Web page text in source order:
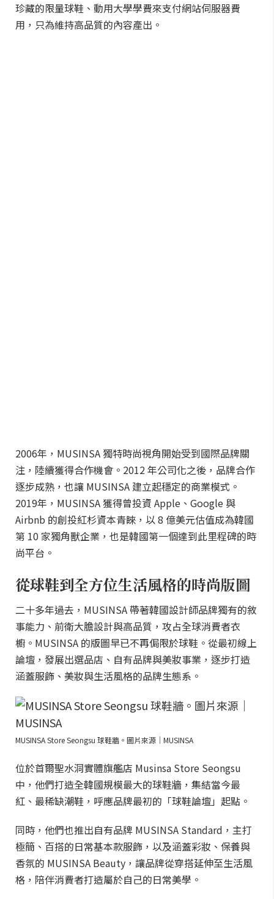
珍藏的限量球鞋、動用大學學費來支付網站伺服器費
用，只為維持高品質的內容產出。
2006年，MUSINSA 獨特時尚視角開始受到國際品牌關
注，陸續獲得合作機會。2012 年公司化之後，品牌合作
逐步成熟，也讓 MUSINSA 建立起穩定的商業模式。
2019年，MUSINSA 獲得曾投資 Apple、Google 與
Airbnb 的創投紅杉資本青睞，以 8 億美元估值成為韓國
第 10 家獨角獸企業，也是韓國第一個達到此里程碑的時
尚平台。
從球鞋到全方位生活風格的時尚版圖
二十多年過去，MUSINSA 帶著韓國設計師品牌獨有的敘
事能力、前衛大膽設計與高品質，攻占全球消費者衣
櫥。MUSINSA 的版圖早已不再侷限於球鞋。從最初線上
論壇，發展出選品店、自有品牌與美妝事業，逐步打造
涵蓋服飾、美妝與生活風格的品牌生態系。
MUSINSA Store Seongsu 球鞋牆。圖片來源｜MUSINSA
位於首爾聖水洞實體旗艦店 Musinsa Store Seongsu
中，他們打造全韓國規模最大的球鞋牆，集結當今最
紅、最稀缺潮鞋，呼應品牌最初的「球鞋論壇」起點。
同時，他們也推出自有品牌 MUSINSA Standard，主打
極簡、百搭的日常基本款服飾，以及涵蓋彩妝、保養與
香氛的 MUSINSA Beauty，讓品牌從穿搭延伸至生活風
格，陪伴消費者打造屬於自己的日常美學。